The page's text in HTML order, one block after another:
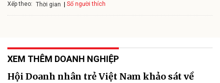
Xếp theo: Thời gian Số người thích
XEM THÊM DOANH NGHIỆP
Hội Doanh nhân trẻ Việt Nam khảo sát về